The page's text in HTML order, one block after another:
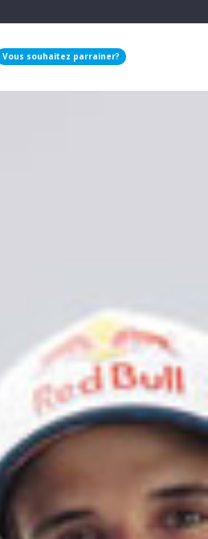
Vous souhaitez parrainer?